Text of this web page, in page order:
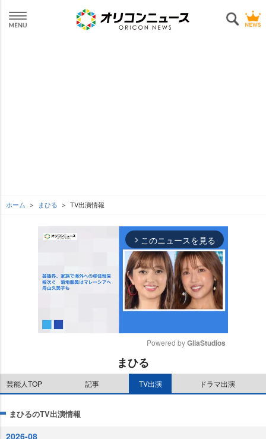
ホーム まひる TV出演情報
arrow_forward_ios このニュースを見る
Powered by GliaStudios
まひる
芸能人TOP 記事 TV出演 ドラマ出演
まひるのTV出演情報
2026-08